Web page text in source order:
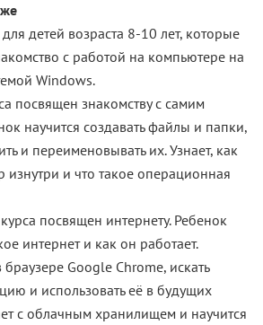
детей возраста 8-10 лет, которые
с работой на компьютере на
Windows.
посвящен знакомству с самим
научится создавать файлы и папки,
и переименовывать их. Узнает, как
изнутри и что такое операционная
посвящен интернету. Ребенок
интернет и как он работает.
браузере Google Chrome, искать
и использовать её в будущих
с облачным хранилищем и научится